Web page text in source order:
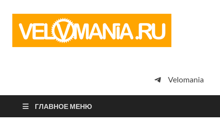
просто
Velomania
ГЛАВНОЕ МЕНЮ